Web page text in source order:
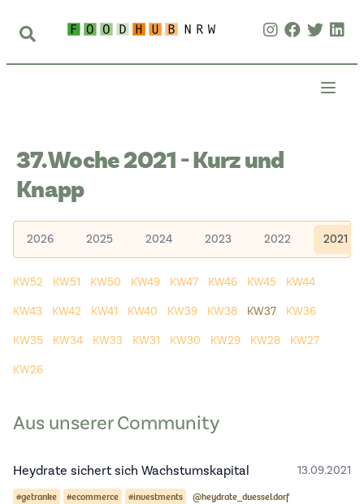
37. Woche 2021 - Kurz und
Knapp
2026 2025 2024 2023 2022 2021
KW52 KW51 KW50 KW49 KW47 KW46 KW45
KW44
KW43
KW42 KW41 KW40 KW39 KW38 KW37
KW36
KW35
KW34 KW33 KW31 KW30 KW29 KW28
KW27
KW26
Aus unserer Community
Heydrate sichert sich Wachstumskapital 13.09.2021
#getranke #ecommerce #investments @heydrate_duesseldorf